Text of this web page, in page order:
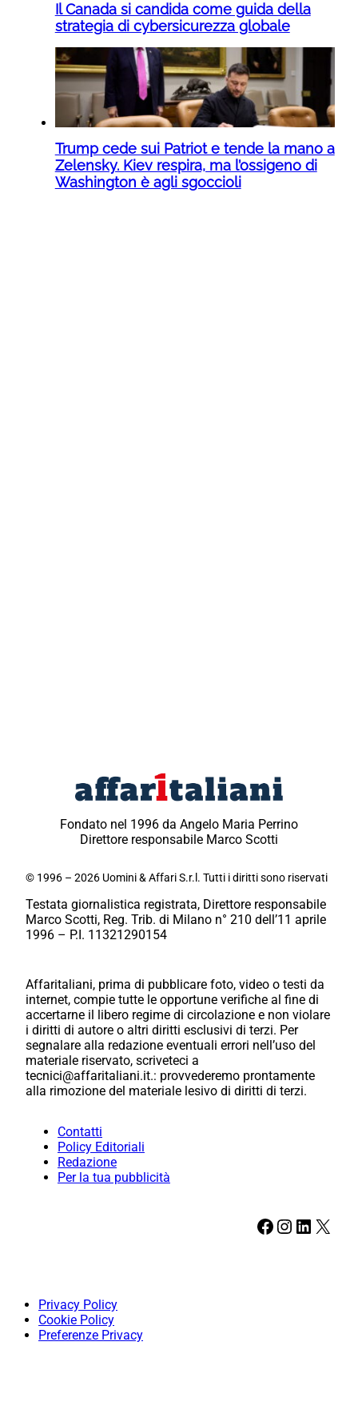
Il Canada si candida come guida della
strategia di cybersicurezza globale
Trump cede sui Patriot e tende la mano a
Zelensky. Kiev respira, ma l’ossigeno di
Washington è agli sgoccioli
Fondato nel 1996 da Angelo Maria Perrino
Direttore responsabile Marco Scotti
© 1996 – 2026 Uomini & Affari S.r.l. Tutti i diritti sono riservati
Testata giornalistica registrata, Direttore responsabile
Marco Scotti, Reg. Trib. di Milano n° 210 dell’11 aprile
1996 – P.I. 11321290154
Affaritaliani, prima di pubblicare foto, video o testi da
internet, compie tutte le opportune verifiche al fine di
accertarne il libero regime di circolazione e non violare
i diritti di autore o altri diritti esclusivi di terzi. Per
segnalare alla redazione eventuali errori nell’uso del
materiale riservato, scriveteci a
tecnici@affaritaliani.it.: provvederemo prontamente
alla rimozione del materiale lesivo di diritti di terzi.
Contatti
Policy Editoriali
Redazione
Per la tua pubblicità
Facebook Instagram LinkedIn X
Privacy Policy
Cookie Policy
Preferenze Privacy